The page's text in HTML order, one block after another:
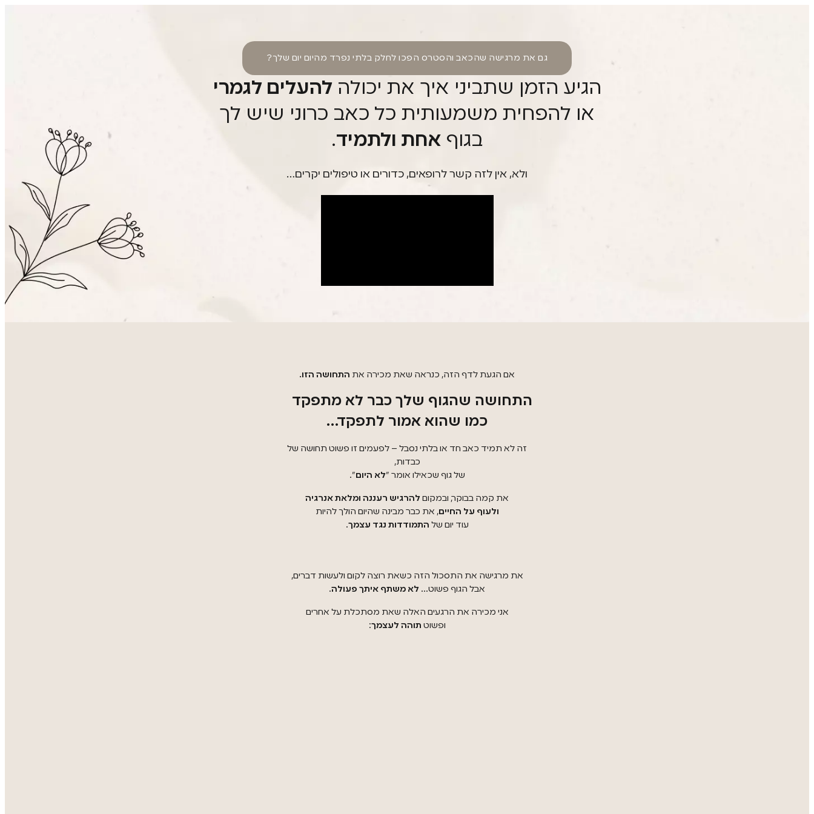
גם את מרגישה שהכאב והסטרס הפכו לחלק בלתי נפרד מהיום יום שלך?
הגיע הזמן שתביני איך את יכולהלהעלים לגמרי
או להפחית משמעותית כל כאב כרוני שיש לך
בגוף אחת ולתמיד.
ולא, אין לזה קשר לרופאים, כדורים או טיפולים יקרים…
אם הגעת לדף הזה, כנראה שאת מכירה את התחושה הזו.
התחושה שהגוף שלך כבר לא מתפקד
כמו שהוא אמור לתפקד…
זה לא תמיד כאב חד או בלתי נסבל – לפעמים זו פשוט תחושה של
כבדות,
של גוף שכאילו אומר "לא היום".
את קמה בבוקר, ובמקוםלהרגיש רעננה ומלאת אנרגיה
ולעוף על החיים, את כבר מבינה שהיום הולך להיות
עוד יום של התמודדות נגד עצמך.
את מרגישה את התסכול הזה כשאת רוצה לקום ולעשות דברים,
אבל הגוף פשוט… לא משתף איתך פעולה.
אני מכירה את הרגעים האלה שאת מסתכלת על אחרים
ופשוט תוהה לעצמך: